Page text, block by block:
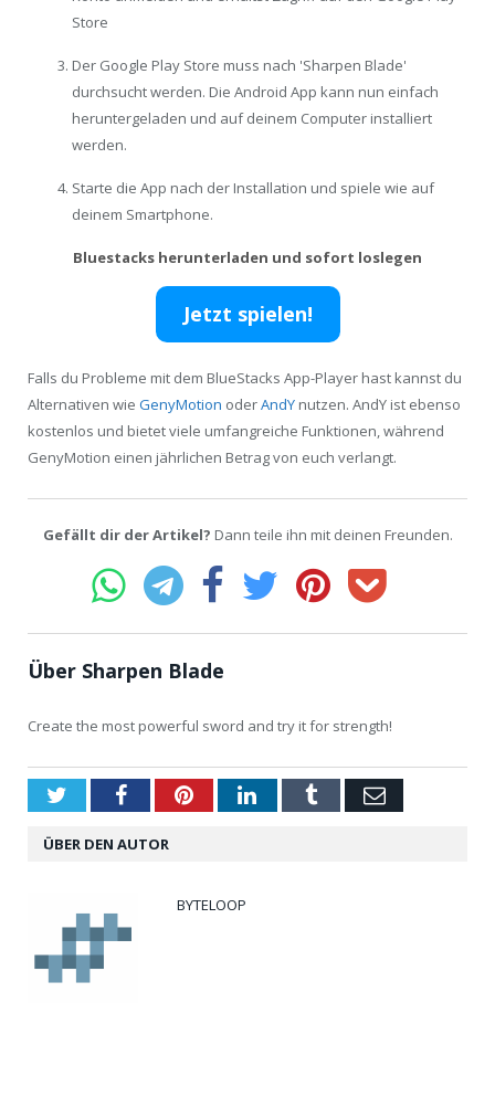
Store
Der Google Play Store muss nach 'Sharpen Blade'
durchsucht werden. Die Android App kann nun einfach
heruntergeladen und auf deinem Computer installiert
werden.
Starte die App nach der Installation und spiele wie auf
deinem Smartphone.
Bluestacks herunterladen und sofort loslegen
Jetzt spielen!
Falls du Probleme mit dem BlueStacks App-Player hast kannst du
Alternativen wie GenyMotion oderAndY nutzen. AndY ist ebenso
kostenlos und bietet viele umfangreiche Funktionen, während
GenyMotion einen jährlichen Betrag von euch verlangt.
Gefällt dir der Artikel? Dann teile ihn mit deinen Freunden.
Über Sharpen Blade
Create the most powerful sword and try it for strength!
TwitterFacebookPinterestLinkedInTumblrEmail
ÜBER DEN AUTOR
BYTELOOP